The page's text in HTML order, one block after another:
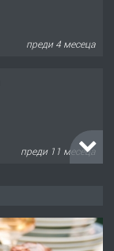
преди 4 месеца
преди 11 месеца